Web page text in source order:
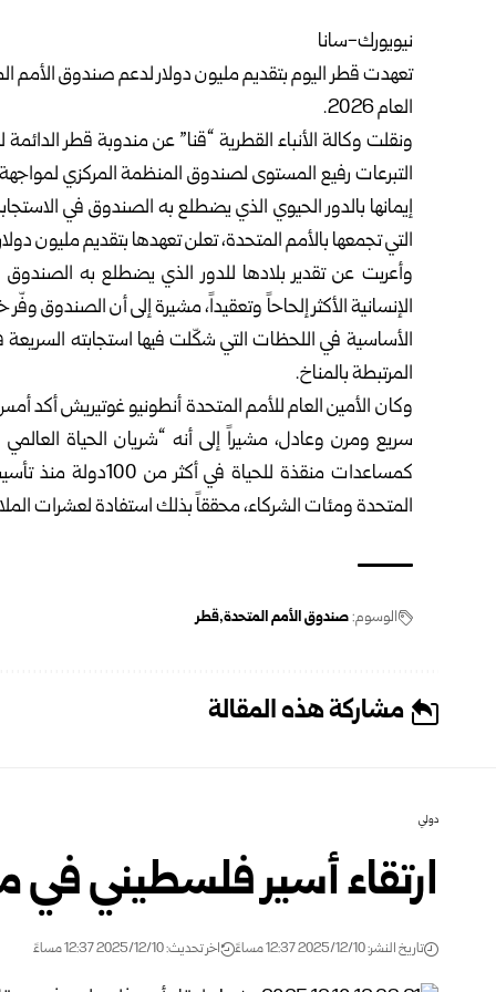
نيويورك-سانا
تعهدت قطر اليوم بتقديم مليون دولار لدعم صندوق الأمم
العام 2026.
ونقلت وكالة الأنباء القطرية “قنا” عن مندوبة قطر
إيمانها بالدور الحيوي الذي يضطلع به الصندوق في
التي تجمعها بالأمم المتحدة، تعلن تعهدها بتقديم مليون دولار
وأعربت عن تقدير بلادها للدور الذي يضطلع به
الإنسانية الأكثر إلحاحاً وتعقيداً، مشيرة إلى أن الصندوق
الأساسية في اللحظات التي شكّلت فيها استجابته السريعة
المرتبطة بالمناخ.
وكان الأمين العام للأمم المتحدة أنطونيو غوتيريش أكد
المتحدة ومئات الشركاء، محققاً بذلك استفادة لعشرات
الوسوم:صندوق الأمم المتحدة قطر
مشاركة هذه المقالة
دولي
ارتقاء أسير فلسطيني في
تاريخ النشر: 2025/12/10 12:37 مساءً اخر تحديث: 2025/12/10 12:37 مساءً